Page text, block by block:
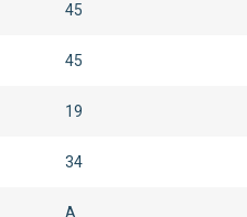
45
45
19
34
A